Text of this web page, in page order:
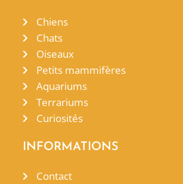
Chiens
Chats
Oiseaux
Petits mammifères
Aquariums
Terrariums
Curiosités
INFORMATIONS
Contact